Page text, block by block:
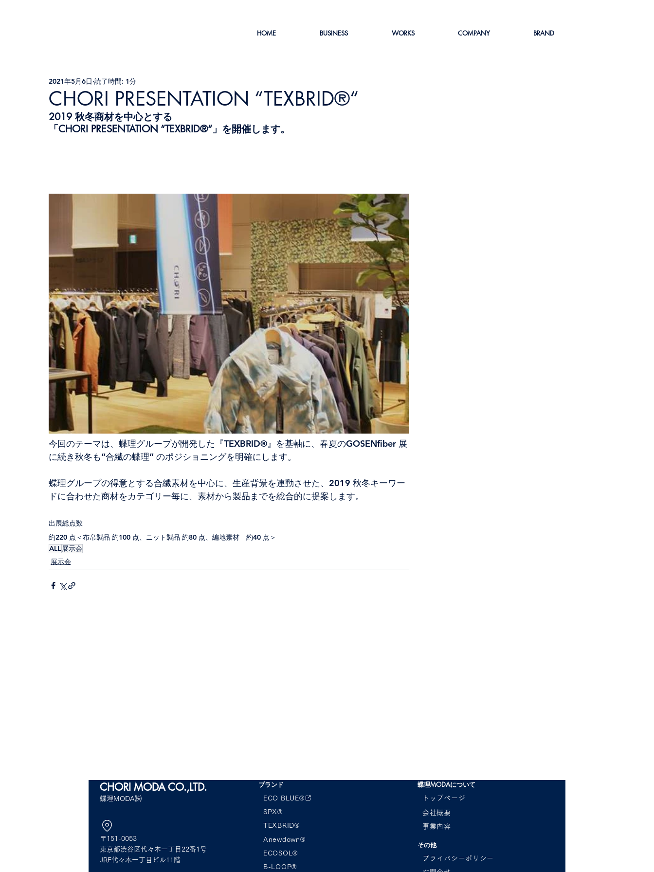
HOME BUSINESS WORKS COMPANY BRAND
CHORI PRESENTATION “TEXBRID®“
2021年5月6日 読了時間: 1分
2019 秋冬商材を中心とする
「CHORI PRESENTATION “TEXBRID®“」を開催します。
今回のテーマは、蝶理グループが開発した『TEXBRID®』を基軸に、春夏のGOSENfiber 展
に続き秋冬も“合繊の蝶理” のポジショニングを明確にします。
蝶理グループの得意とする合繊素材を中心に、生産背景を連動させた、2019 秋冬キーワー
ドに合わせた商材をカテゴリー毎に、素材から製品までを総合的に提案します。
出展総点数
約220 点＜布帛製品 約100 点、ニット製品 約80 点、編地素材　約40 点＞
ALL展示会
展示会
CHORI STX FASHION EXPO
2024 SPRING SUMMER
CHORI STX FASHION EXPO
2024 SPRING SUMMER ご案
内
CHORI MODACO.,LTD.
蝶理MODA㈱
〒151-0053
東京都渋谷区代々木一丁目22番1号
JRE代々木一丁目ビル11階
ブランド
ECO BLUE®︎
SPX®︎
TEXBRID®
Anewdown®︎
ECOSOL®︎
B-LOOP®︎
蝶理MODAについて
トップページ
会社概要
事業内容
その他
プライバシーポリシー